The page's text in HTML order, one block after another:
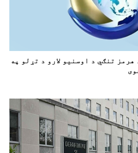
تنګي د اوسنیو لارو د تړلو په